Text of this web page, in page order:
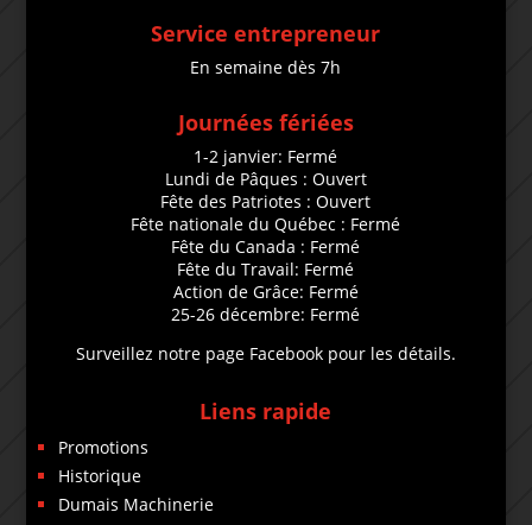
Service entrepreneur
En semaine dès 7h
Journées fériées
1-2 janvier: Fermé
Lundi de Pâques : Ouvert
Fête des Patriotes : Ouvert
Fête nationale du Québec : Fermé
Fête du Canada : Fermé
Fête du Travail: Fermé
Action de Grâce: Fermé
25-26 décembre: Fermé
Surveillez notre page Facebook pour les détails.
Liens rapide
Promotions
Historique
Dumais Machinerie